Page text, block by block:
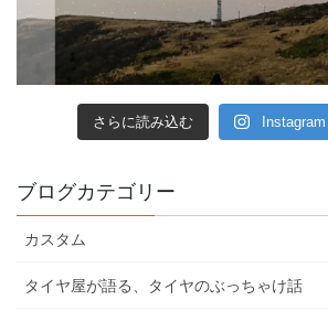
さらに読み込む
ブログカテゴリー
カスタム
タイヤ屋が語る、タイヤのぶっちゃけ話